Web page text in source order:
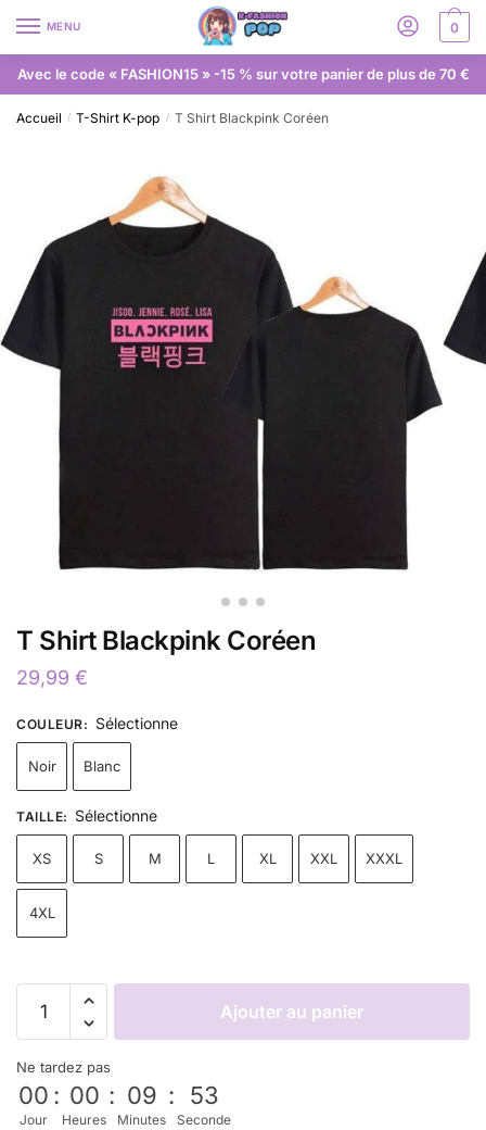
MENU 0
Avec le code « FASHION15 » -15 % sur votre panier de plus de 70 €
Accueil / T-Shirt K-pop / T Shirt Blackpink Coréen
T Shirt Blackpink Coréen
29,99 €
COULEUR: Sélectionne
Noir Blanc
TAILLE: Sélectionne
XS S M L XL XXL XXXL
4XL
Ajouter au panier
Ne tardez pas
00
Jour
: 00
Heures
: 09
Minutes
: 52
Seconde